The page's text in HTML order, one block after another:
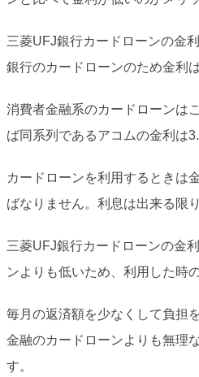
三菱UFJ銀行カードローンの金
銀行のカードローンのため金利
消費者金融系のカードローンは
ば同系列であるアコムの金利は
カードローンを利用するときは
ばなりません。利息は出来る限
三菱UFJ銀行カードローンの金
ンよりも低いため、利用した時
毎月の返済額を少なくして負担
金融のカードローンよりも無理
す。